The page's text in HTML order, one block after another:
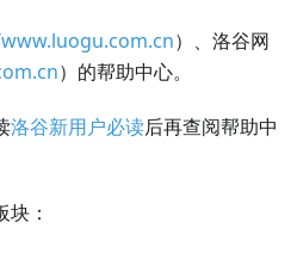
）、洛谷网
）的帮助中心。
洛谷新用户必读后再查阅帮助中
：